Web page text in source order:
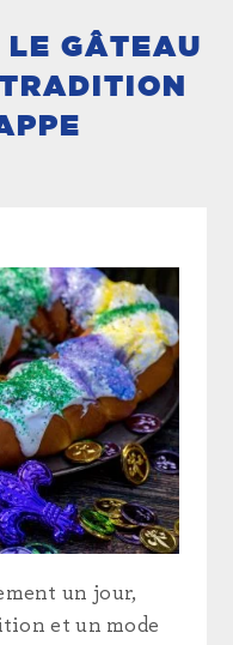
LE GÂTEAU
un jour,
et un mode